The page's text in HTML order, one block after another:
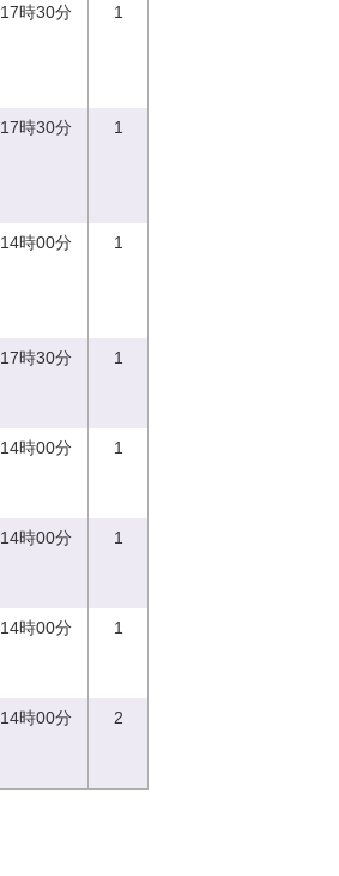
17時30分 1
17時30分 1
14時00分 1
17時30分 1
14時00分 1
14時00分 1
14時00分 1
14時00分 2